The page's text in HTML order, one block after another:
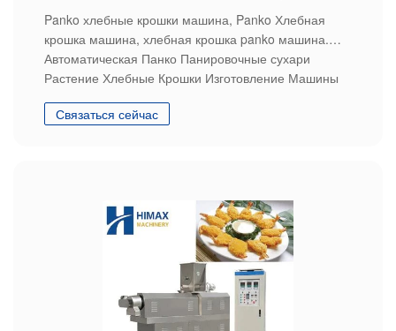
Panko хлебные крошки машина, Panko Хлебная
крошка машина, хлебная крошка panko машина.
Автоматическая Панко Панировочные сухари
Растение Хлебные Крошки Изготовление Машины
Связаться сейчас